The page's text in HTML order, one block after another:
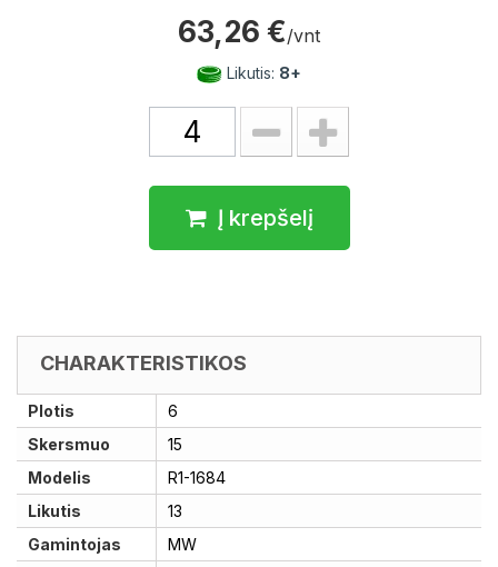
63,26 €/vnt
Likutis: 8+
Į krepšelį
CHARAKTERISTIKOS
Plotis
6
Skersmuo
15
Modelis
R1-1684
Likutis
13
Gamintojas
MW